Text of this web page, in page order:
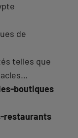
de
telles que
boutiques
restaurants